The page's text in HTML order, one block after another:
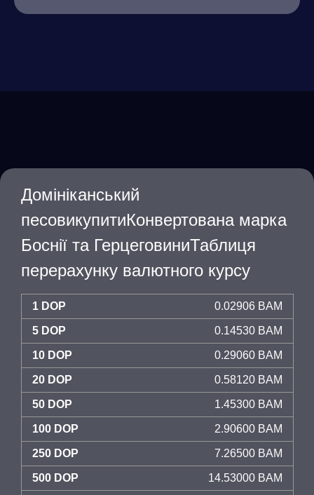
Домініканський
песовикупитиКонвертована марка
Боснії та ГерцеговиниТаблиця
перерахунку валютного курсу
1 DOP 0.02906 BAM
5 DOP 0.14530 BAM
10 DOP 0.29060 BAM
20 DOP 0.58120 BAM
50 DOP 1.45300 BAM
100 DOP 2.90600 BAM
250 DOP 7.26500 BAM
500 DOP 14.53000 BAM